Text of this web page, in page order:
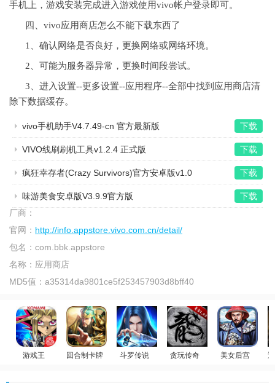
手机上，游戏安装完成进入游戏使用vivo帐户登录即可。
四、vivo应用商店怎么不能下载东西了
1、确认网络是否良好，更换网络或网络环境。
2、可能为服务器异常，更换时间段尝试。
3、进入设置--更多设置--应用程序--全部中找到应用商店清
除下数据缓存。
vivo手机助手V4.7.49-cn 官方最新版 下载
VIVO线刷刷机工具v1.2.4 正式版 下载
疯狂幸存者(Crazy Survivors)官方安卓版v1.0 下载
味游美食安卓版V3.9.9官方版
下载
厂商：
官网： http://info.appstore.vivo.com.cn/detail/
包名： com.bbk.appstore
名称： 应用商店
MD5值： a35314da9801ce5f253457903d8bff40
游戏王
回合制卡牌
斗罗传说
贪玩传奇
美女后宫